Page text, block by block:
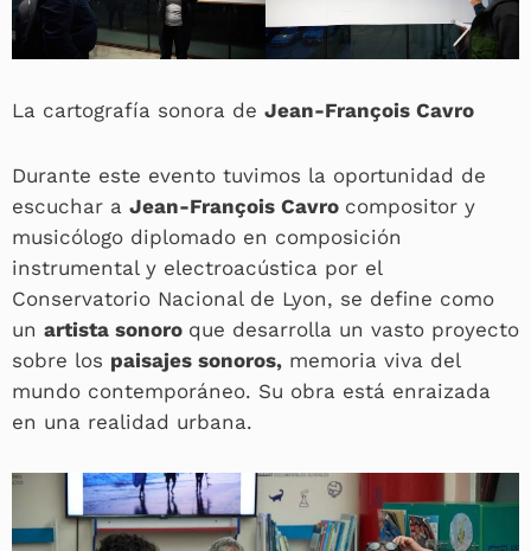
La cartografía sonora de Jean-François Cavro
Durante este evento tuvimos la oportunidad de
escuchar a Jean-François Cavro compositor y
musicólogo diplomado en composición
instrumental y electroacústica por el
Conservatorio Nacional de Lyon, se define como
un artista sonoro que desarrolla un vasto proyecto
sobre los paisajes sonoros, memoria viva del
mundo contemporáneo. Su obra está enraizada
en una realidad urbana.